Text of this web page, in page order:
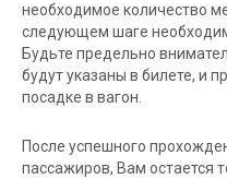
необходимое количество
следующем шаге
Будьте предельно
будут указаны в билете, и
посадке в вагон.
После успешного
пассажиров, Вам остается